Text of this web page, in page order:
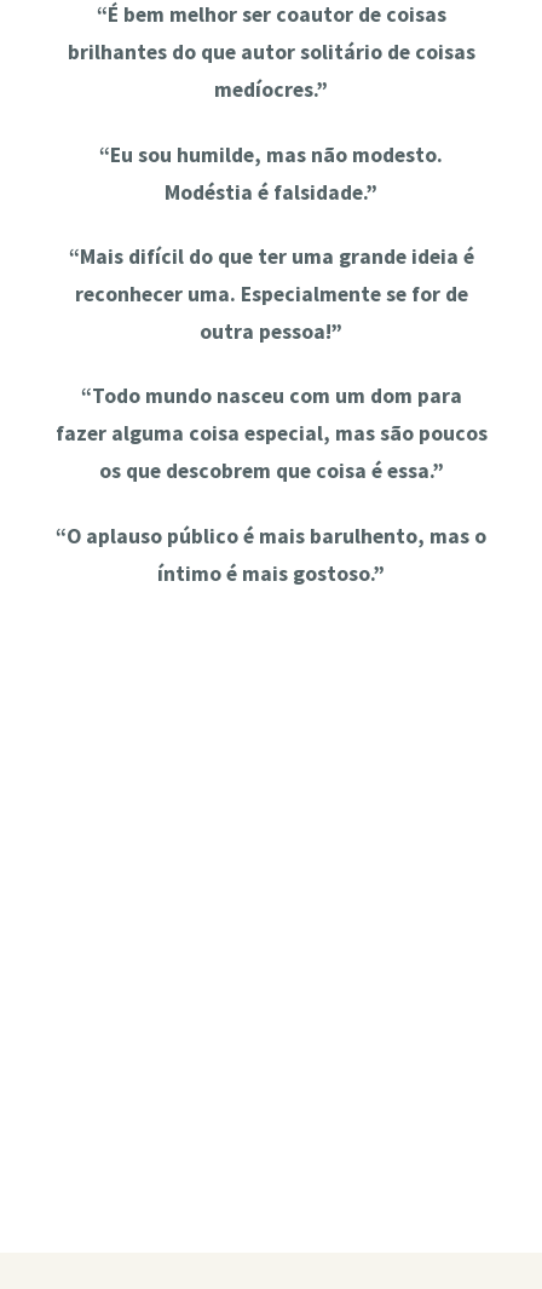
“É bem melhor ser coautor de coisas
brilhantes do que autor solitário de coisas
medíocres.”
“Eu sou humilde, mas não modesto.
Modéstia é falsidade.”
“Mais difícil do que ter uma grande ideia é
reconhecer uma. Especialmente se for de
outra pessoa!”
“Todo mundo nasceu com um dom para
fazer alguma coisa especial, mas são poucos
os que descobrem que coisa é essa.”
“O aplauso público é mais barulhento, mas o
íntimo é mais gostoso.”